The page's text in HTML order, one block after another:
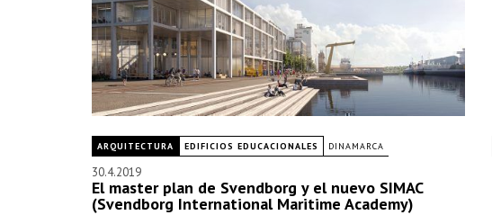
ARQUITECTURA EDIFICIOS EDUCACIONALES DINAMARCA
30.4.2019
El master plan de Svendborg y el nuevo SIMAC
(Svendborg International Maritime Academy)